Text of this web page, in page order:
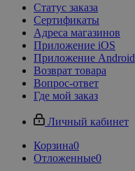
Статус заказа
Сертификаты
Адреса магазинов
Приложение iOS
Приложение Android
Возврат товара
Вопрос-ответ
Где мой заказ
Личный кабинет
Корзина0
Отложенные0